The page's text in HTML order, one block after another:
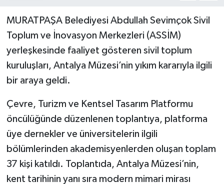
MURATPAŞA Belediyesi Abdullah Sevimçok Sivil
Toplum ve İnovasyon Merkezleri (ASSİM)
yerleşkesinde faaliyet gösteren sivil toplum
kuruluşları, Antalya Müzesi’nin yıkım kararıyla ilgili
bir araya geldi.
Çevre, Turizm ve Kentsel Tasarım Platformu
öncülüğünde düzenlenen toplantıya, platforma
üye dernekler ve üniversitelerin ilgili
bölümlerinden akademisyenlerden oluşan toplam
37 kişi katıldı. Toplantıda, Antalya Müzesi’nin,
kent tarihinin yanı sıra modern mimari mirası
Siyaset
Sosyal medya
Spor
Televizyon
Turizm